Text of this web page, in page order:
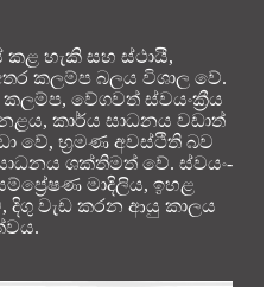
කළ හැකි සහ ස්ථායී,
කලම්ප බලය විශාල වේ.
වේගවත් ස්වයංක්‍රීය
කාර්ය සාධනය වඩාත්
වේ, භ්‍රමණ අවස්ථිති බව
ශක්තිමත් වේ. ස්වයං-
මාදිලිය, ඉහළ
දිගු වැඩ කරන ආයු කාලය